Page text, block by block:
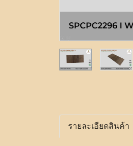
รายละเอียดสินค้า